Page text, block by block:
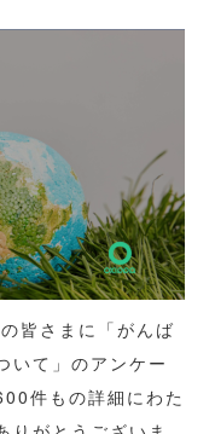
皆さまに「がんば
いて」のアンケー
件もの詳細にわた